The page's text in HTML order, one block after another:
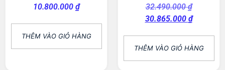
10.800.000 ₫
THÊM VÀO GIỎ HÀNG
32.490.000₫
30.865.000 ₫
THÊM VÀO GIỎ HÀNG